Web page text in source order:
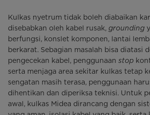
Kulkas nyetrum tidak boleh diabaikan
disebabkan oleh kabel rusak, grounding
berfungsi, konslet komponen, lantai
berkarat. Sebagian masalah bisa diatasi
pengecekan kabel, penggunaan stop
serta menjaga area sekitar kulkas tetap
sengatan masih terasa, penggunaan
dihentikan dan diperiksa teknisi. Untuk
awal, kulkas Midea dirancang dengan